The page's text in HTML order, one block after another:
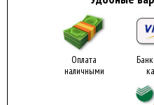
Оплата
наличными